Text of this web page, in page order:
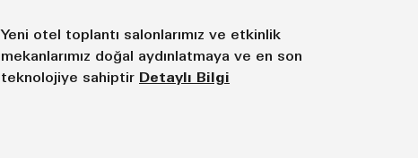
Yeni otel toplantı salonlarımız ve etkinlik
mekanlarımız doğal aydınlatmaya ve en son
teknolojiye sahiptir Detaylı Bilgi